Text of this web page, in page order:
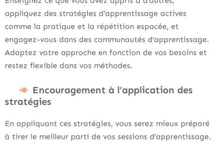
appliquez des stratégies d’apprentissage actives
comme la pratique et la répétition espacée, et
engagez-vous dans des communautés d’apprentissage.
Adaptez votre approche en fonction de vos besoins et
restez flexible dans vos méthodes.
Encouragement à l’application des
stratégies
En appliquant ces stratégies, vous serez mieux préparé
à tirer le meilleur parti de vos sessions d’apprentissage.